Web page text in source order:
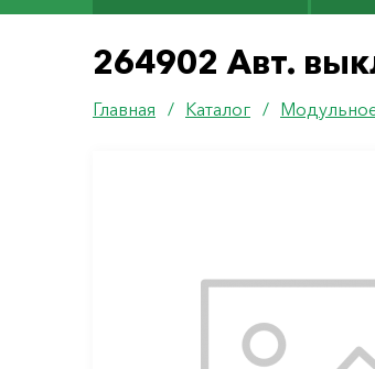
264902 Авт.
Главная / Каталог /